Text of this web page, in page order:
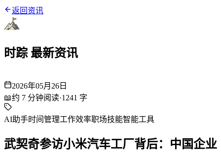
返回资讯
时踪 最新资讯
2026年05月26日
📖约 7 分钟阅读·1241 字
AI助手时间管理工作效率职场技能智能工具
武契奇参访小米汽车工厂背后：中国企业